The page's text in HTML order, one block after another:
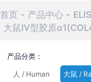
首页 产品中心
大鼠Ⅳ型胶原
产品分类：
人 / Human
大鼠 /